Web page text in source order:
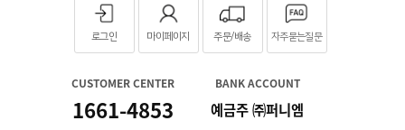
로그인 마이페이지 주문/배송 자주묻는질문
CUSTOMER CENTER
1661-4853
BANK ACCOUNT
예금주 ㈜퍼니엠